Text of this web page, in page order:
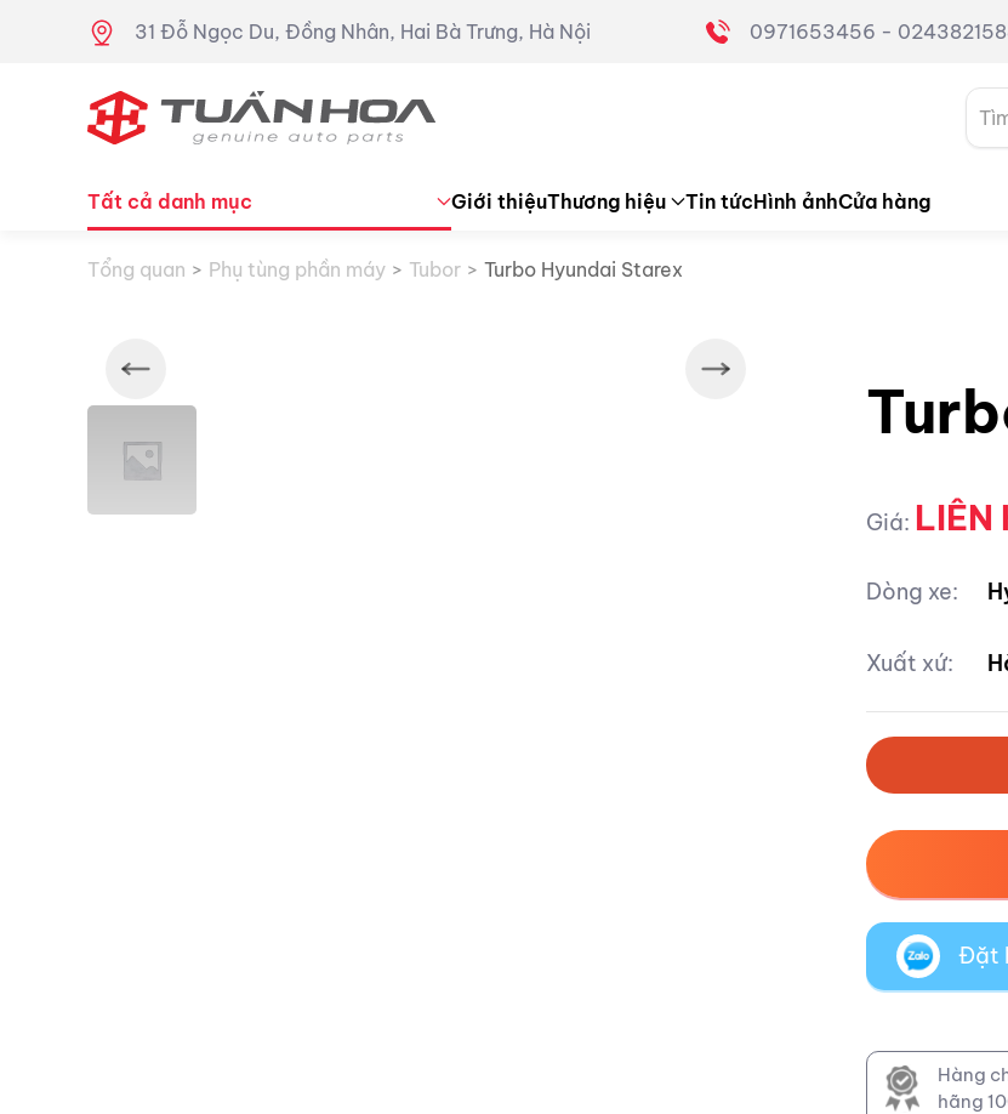
31 Đỗ Ngọc Du, Đồng Nhân, Hai Bà Trưng, Hà Nội 0971653456 -
Tìm
kiếm:
Tất cả danh mục Giới thiệuThương hiệu Tin tứcHình ảnhCửa hàng
Tổng quan Phụ tùng phần máy Tubor Turbo Hyundai Starex
Giá: LIÊN
Dòng xe:
Xuất xứ:
Đặt
Hàng
hãng